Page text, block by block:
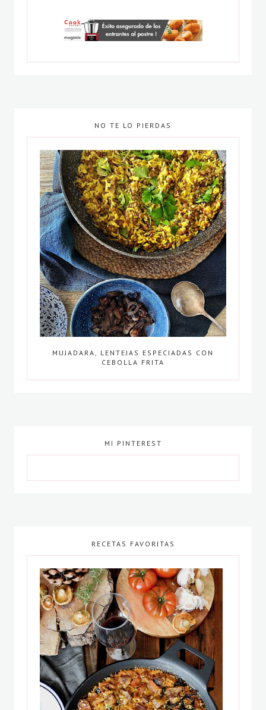
NO TE LO PIERDAS
MUJADARA, LENTEJAS ESPECIADAS CON
CEBOLLA FRITA
MI PINTEREST
RECETAS FAVORITAS